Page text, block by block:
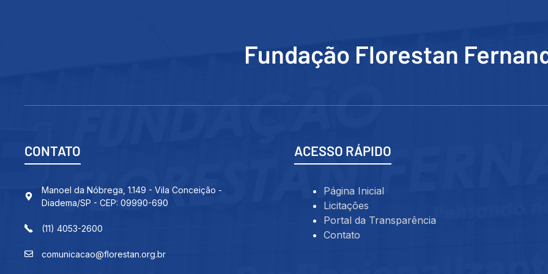
Fundação Florestan
CONTATO
Manoel da Nóbrega, 1.149 - Vila Conceição -
Diadema/SP - CEP: 09990-690
(11) 4053-2600
comunicacao@florestan.org.br
ACESSO RÁPIDO
Página Inicial
Licitações
Portal da Transparência
Contato